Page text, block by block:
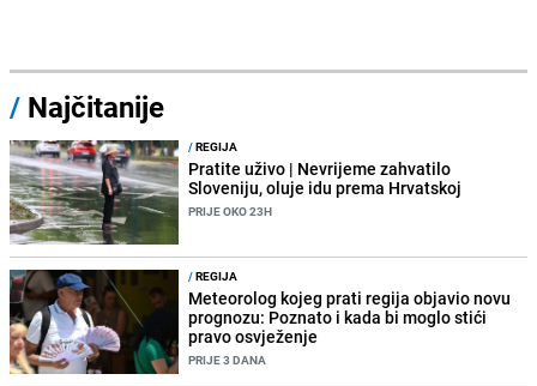
/ Najčitanije
/REGIJA
Pratite uživo | Nevrijeme zahvatilo
Sloveniju, oluje idu prema Hrvatskoj
PRIJE OKO 23H
/REGIJA
Meteorolog kojeg prati regija objavio novu
prognozu: Poznato i kada bi moglo stići
pravo osvježenje
PRIJE 3 DANA